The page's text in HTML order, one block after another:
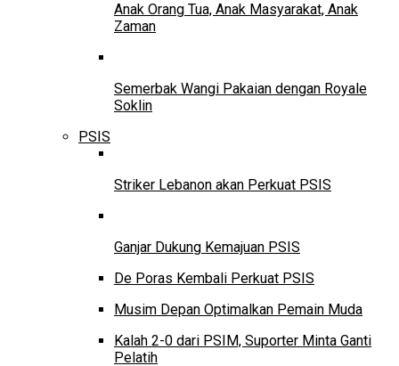
Anak Orang Tua, Anak Masyarakat, Anak
Zaman
Semerbak Wangi Pakaian dengan Royale
Soklin
PSIS
Striker Lebanon akan Perkuat PSIS
Ganjar Dukung Kemajuan PSIS
De Poras Kembali Perkuat PSIS
Musim Depan Optimalkan Pemain Muda
Kalah 2-0 dari PSIM, Suporter Minta Ganti
Pelatih